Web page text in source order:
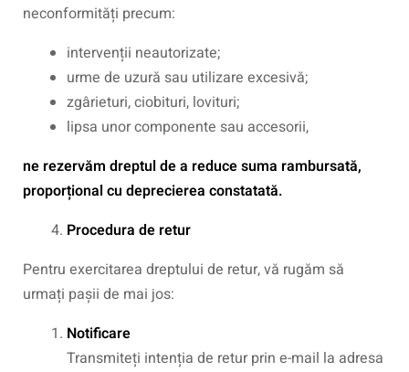
neconformități precum:
intervenții neautorizate;
urme de uzură sau utilizare excesivă;
zgârieturi, ciobituri, lovituri;
lipsa unor componente sau accesorii,
ne rezervăm dreptul de a reduce suma rambursată,
proporțional cu deprecierea constatată.
Procedura de retur
Pentru exercitarea dreptului de retur, vă rugăm să
urmați pașii de mai jos:
Notificare
Transmiteți intenția de retur prin e-mail la adresa